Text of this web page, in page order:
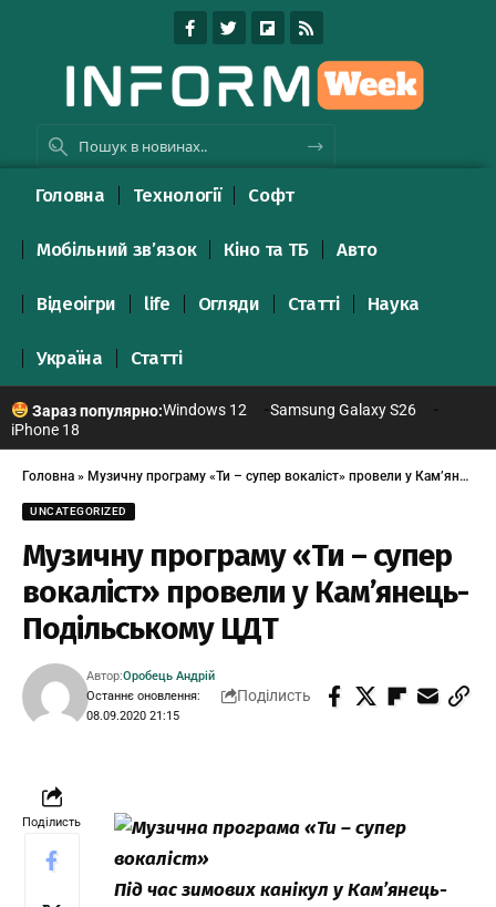
Головна Технології Софт
Мобільний зв’язок Кіно та ТБ Авто
Відеоігри life Огляди Статті Наука
Україна Статті
Зараз популярно:Windows 12
Samsung Galaxy S26
iPhone 18
Головна » Музичну програму «Ти – супер вокаліст» провели у Кам’янець-Подільському ЦДТ
UNCATEGORIZED
Музичну програму «Ти – супер
вокаліст» провели у Кам’янець-
Подільському ЦДТ
Останнє оновлення:
08.09.2020 21:15
Автор:Оробець Андрій
Поділисть
Поділисть
Під час зимових канікул у Кам’янець-